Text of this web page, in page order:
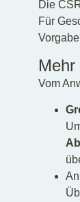
Die
Für
Vom